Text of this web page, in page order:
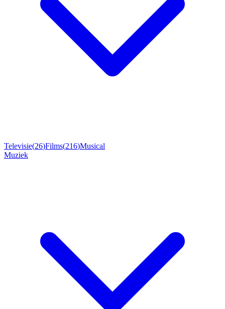
Televisie(26)Films(216)Musical
Muziek